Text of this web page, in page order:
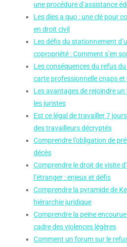
une procédure d’assistance
Les dies a quo : une clé pour
en droit civil
Les défis du stationnement
copropriété : Comment s’en
Les conséquences du refus
carte professionnelle cnaps
Les avantages de rejoindre
les juristes
Est ce légal de travailler 7
des travailleurs décryptés
Comprendre l’obligation de
décès
Comprendre le droit de visite
l’étranger : enjeux et défis
Comprendre la pyramide de
hiérarchie juridique
Comprendre la peine
cadre des violences légères
Comment un forum sur le